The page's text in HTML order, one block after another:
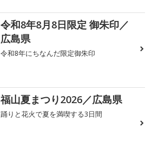
令和8年8月8日限定 御朱印／
広島県
令和8年にちなんだ限定御朱印
福山夏まつり2026／広島県
踊りと花火で夏を満喫する3日間